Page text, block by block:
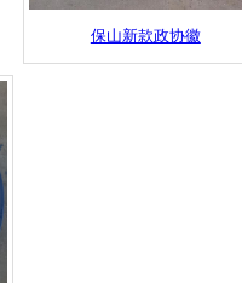
保山新款政协徽